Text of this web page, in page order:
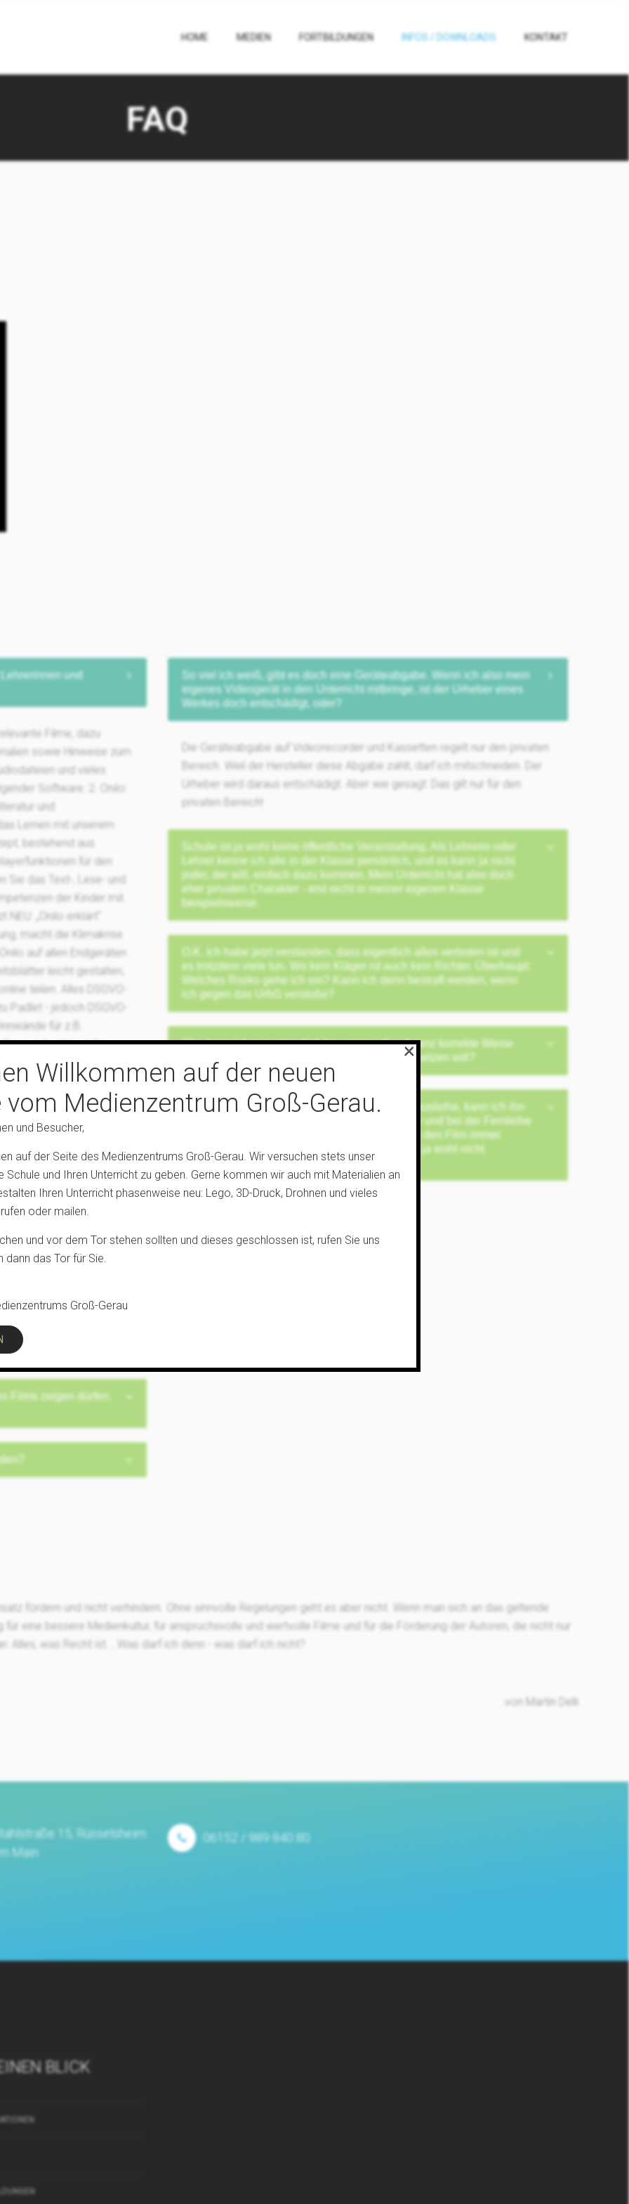
HOME MEDIEN FORTBILDUNGEN INFOS / DOWNLOADS KONTAKT
FAQ
und
Filme, dazu
sowie Hinweise zum
und vieles
Software: 2. Onilo:
und
Lernen mit unserem
bestehend aus
für den
Sie das Text-, Lese- und
der Kinder mit
„Onilo erklärt“
macht die Klimakrise
auf allen Endgeräten
leicht gestalten,
teilen. Alles DSGVO-
Padlet - jedoch DSGVO-
für z.B.
und vieles vieles
Edupool, erreichen
dazu finden Sie hier:
Videos oder DVDs
habe, dann darf
teuer wird das
ja den Film kaufen
sie hintereinander.
Films zeigen dürfen.
So viel ich weiß, gibt es doch eine Geräteabgabe. Wenn ich also mein
eigenes Videogerät in den Unterricht mitbringe, ist der Urheber eines
Werkes doch entschädigt, oder?
Die Geräteabgabe auf Videorecorder und Kassetten regelt nur den privaten
Bereich. Weil der Hersteller diese Abgabe zahlt, darf ich mitschneiden. Der
Urheber wird daraus entschädigt. Aber wie gesagt: Das gilt nur für den
privaten Bereich!
Schule ist ja wohl keine öffentliche Veranstaltung. Als Lehrerin oder
Lehrer kenne ich alle in der Klasse persönlich, und es kann ja nicht
jeder, der will, einfach dazu kommen. Mein Unterricht hat also doch
eher privaten Charakter - erst recht in meiner eigenen Klasse
beispielsweise.
O.K. Ich habe jetzt verstanden, dass eigentlich alles verboten ist und
es trotzdem viele tun. Wo kein Kläger ist auch kein Richter. Überhaupt:
Welches Risiko gehe ich ein? Kann ich denn bestraft werden, wenn
ich gegen das UrhG verstoße?
Was kann ich nun eigentlich tun, wenn ich auf ganz korrekte Weise
Medien in meinen Bildungsveranstaltungen einsetzen will?
Aber wenn ich vom Medienzentrum einen Film ausleihe, kann ich ihn
doch kopieren, um mir das ständige Hin und Her und bei der Fernleihe
auch das Porto zu ersparen, vor allem, wenn ich den Film immer
wieder brauche? Das Medienzentrum wird mich ja wohl nicht
verklagen!
fördern und nicht verhindern. Ohne sinnvolle Regelungen geht es aber nicht. Wenn man sich an das geltende
für eine bessere Medienkultur, für anspruchsvolle und wertvolle Filme und für die Förderung der Autoren, die nicht nur
Alles, was Recht ist... Was darf ich denn - was darf ich nicht?
von Martin Delli
Stahlstraße 15, Rüsselsheim
Main
06152 / 989 840 80
BLICK
Willkommen auf der neuen
vom Medienzentrum Groß-Gerau.
und Besucher,
auf der Seite des Medienzentrums Groß-Gerau. Wir versuchen stets unser
Schule und Ihren Unterricht zu geben. Gerne kommen wir auch mit Materialien an
Ihren Unterricht phasenweise neu: Lego, 3D-Druck, Drohnen und vieles
oder mailen.
und vor dem Tor stehen sollten und dieses geschlossen ist, rufen Sie uns
dann das Tor für Sie.
Groß-Gerau
×